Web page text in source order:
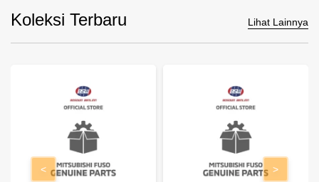
Koleksi Terbaru Lihat Lainnya
< >